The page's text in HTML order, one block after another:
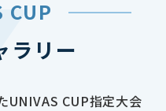
CUP
ラリー
UNIVAS CUP指定大会